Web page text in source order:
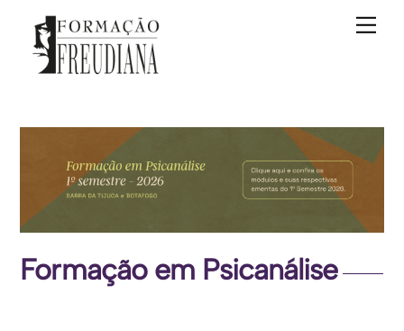
content
Formação em Psicanálise